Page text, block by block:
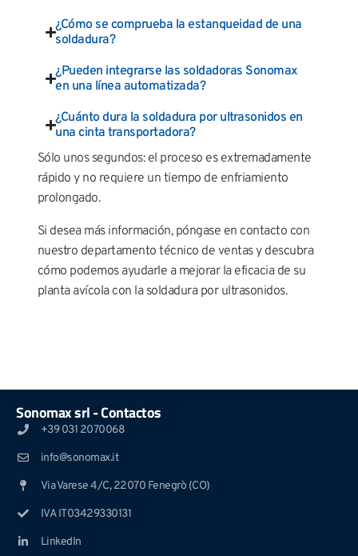
¿Cómo se comprueba la estanqueidad de una
soldadura?
¿Pueden integrarse las soldadoras Sonomax
en una línea automatizada?
¿Cuánto dura la soldadura por ultrasonidos en
una cinta transportadora?
Sólo unos segundos: el proceso es extremadamente
rápido y no requiere un tiempo de enfriamiento
prolongado.
Si desea más información, póngase en contacto con
nuestro departamento técnico de ventas y descubra
cómo podemos ayudarle a mejorar la eficacia de su
planta avícola con la soldadura por ultrasonidos.
Sonomax srl - Contactos
+39 031 2070068
info@sonomax.it
Via Varese 4/C, 22070 Fenegrò (CO)
IVA IT03429330131
LinkedIn